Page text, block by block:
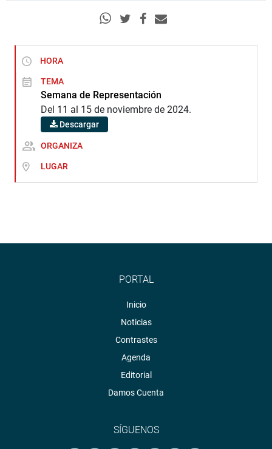
HORA
TEMA
Semana de Representación
Del 11 al 15 de noviembre de 2024.
Descargar
ORGANIZA
LUGAR
PORTAL
Inicio
Noticias
Contrastes
Agenda
Editorial
Damos Cuenta
SÍGUENOS